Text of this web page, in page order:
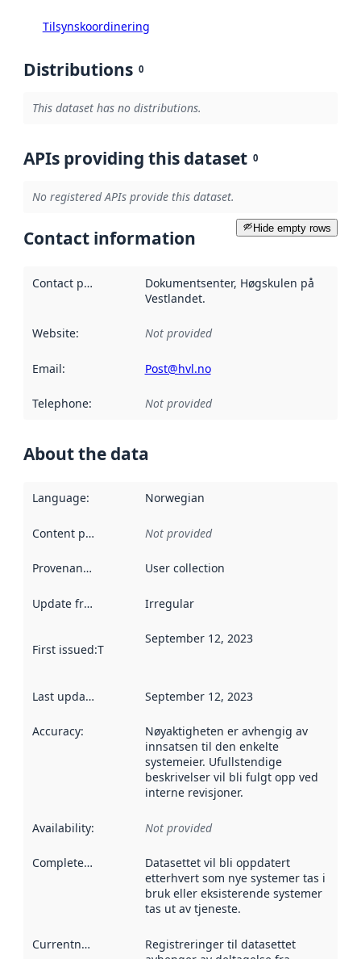
Tilsynskoordinering
Distributions 0
This dataset has no distributions.
APIs providing this dataset 0
No registered APIs provide this dataset.
Hide empty rows
Contact information
Contact point
Dokumentsenter, Høgskulen på
Vestlandet.
Website: Not provided
Email: Post@hvl.no
Telephone: Not provided
About the data
Language: Norwegian
Content providers Not provided
Provenance User collection
Update frequency Irregular
First issued:This date indicates when the data in this
September 12, 2023
Last updated September 12, 2023
Accuracy:
Nøyaktigheten er avhengig av
innsatsen til den enkelte
systemeier. Ufullstendige
beskrivelser vil bli fulgt opp ved
interne revisjoner.
Availability: Not provided
Completeness
Datasettet vil bli oppdatert
etterhvert som nye systemer tas i
bruk eller eksisterende systemer
tas ut av tjeneste.
Currentness
Registreringer til datasettet